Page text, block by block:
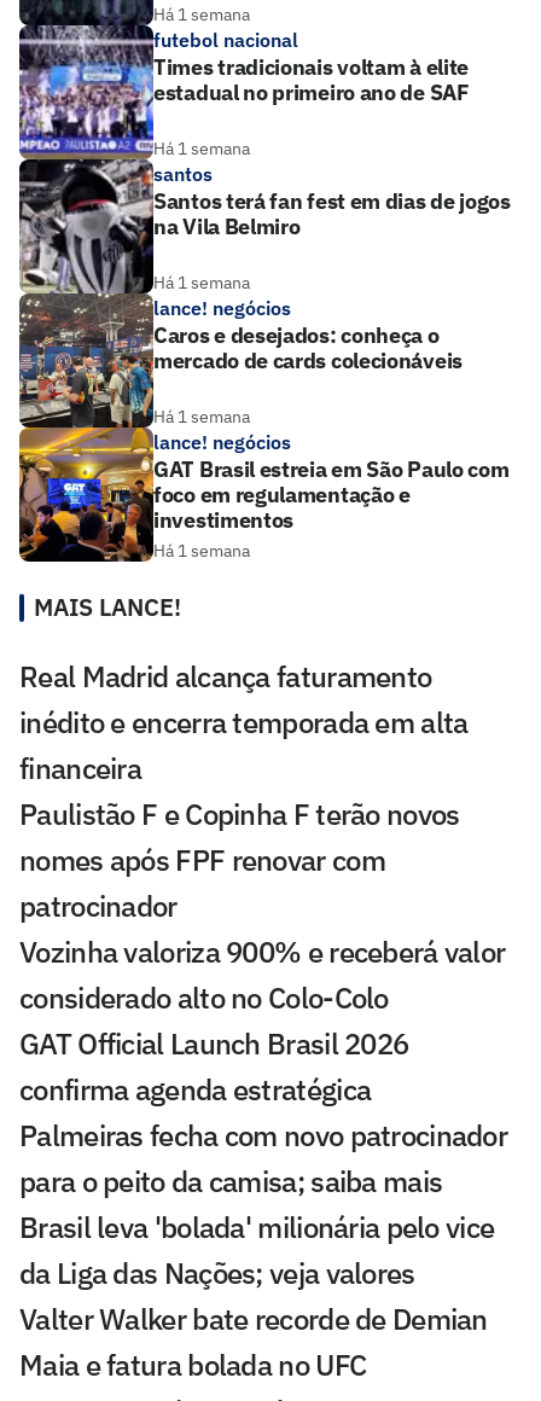
Há 1 semana
futebol nacional
Times tradicionais voltam à elite
estadual no primeiro ano de SAF
Há 1 semana
santos
Santos terá fan fest em dias de jogos
na Vila Belmiro
Há 1 semana
lance! negócios
Caros e desejados: conheça o
mercado de cards colecionáveis
Há 1 semana
lance! negócios
GAT Brasil estreia em São Paulo com
foco em regulamentação e
investimentos
Há 1 semana
MAIS LANCE!
Real Madrid alcança faturamento
inédito e encerra temporada em alta
financeira
Paulistão F e Copinha F terão novos
nomes após FPF renovar com
patrocinador
Vozinha valoriza 900% e receberá valor
considerado alto no Colo-Colo
GAT Official Launch Brasil 2026
confirma agenda estratégica
Palmeiras fecha com novo patrocinador
para o peito da camisa; saiba mais
Brasil leva 'bolada' milionária pelo vice
da Liga das Nações; veja valores
Valter Walker bate recorde de Demian
Maia e fatura bolada no UFC